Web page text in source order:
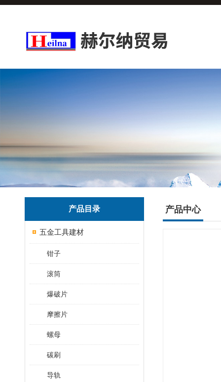
产品目录
五金工具建材
钳子
滚筒
爆破片
摩擦片
螺母
碳刷
导轨
产品中心